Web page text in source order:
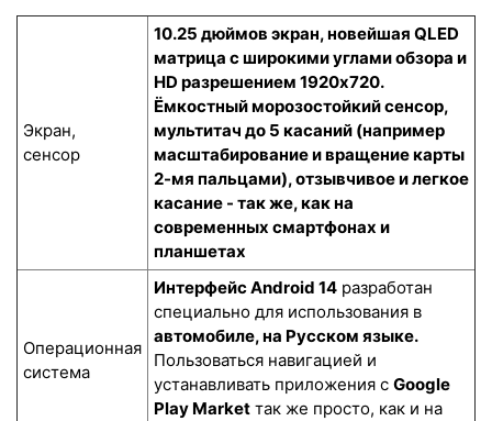
Экран,
сенсор
10.25 дюймов экран, новейшая QLED
матрица с широкими углами обзора и
HD разрешением 1920x720.
Ёмкостный морозостойкий сенсор,
мультитач до 5 касаний (например
масштабирование и вращение карты
2-мя пальцами), отзывчивое и легкое
касание - так же, как на
современных смартфонах и
планшетах
Операционная
система
Интерфейс Android 14 разработан
специально для использования в
автомобиле, на Русском языке.
Пользоваться навигацией и
устанавливать приложения с Google
Play Market так же просто, как и на